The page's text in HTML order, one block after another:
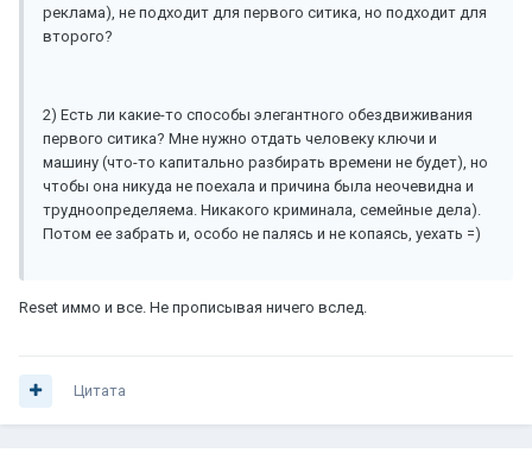
реклама), не подходит для первого ситика, но подходит для
второго?
2) Есть ли какие-то способы элегантного обездвиживания
первого ситика? Мне нужно отдать человеку ключи и
машину (что-то капитально разбирать времени не будет), но
чтобы она никуда не поехала и причина была неочевидна и
трудноопределяема. Никакого криминала, семейные дела).
Потом ее забрать и, особо не палясь и не копаясь, уехать =)
Reset иммо и все. Не прописывая ничего вслед.
Цитата